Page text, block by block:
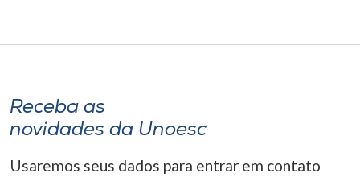
Receba as
novidades da Unoesc
Usaremos seus dados para entrar em contato